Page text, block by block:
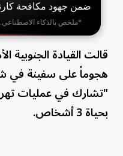
ضمن جهود مكافحة
*ملخص بالذكاء
قالت القيادة الجنوبية
‌هجوماً على سفينة في
"تشارك في عمليات
بحياة 3 أشخاص.